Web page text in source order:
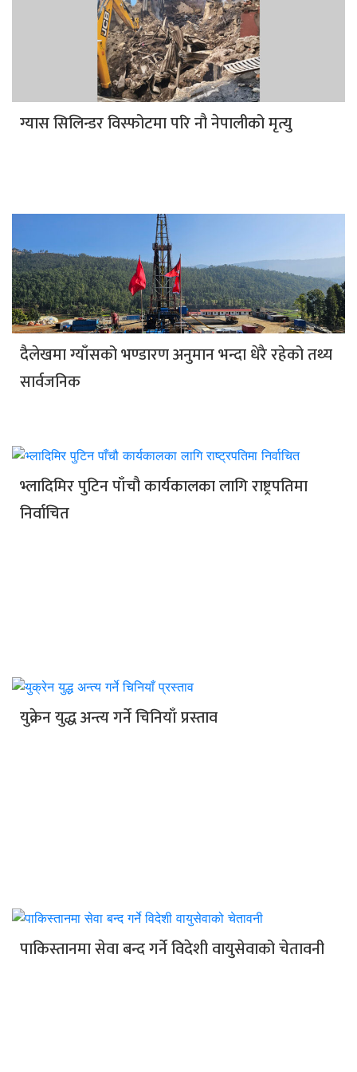
ग्यास सिलिन्डर विस्फोटमा परि नौ नेपालीको मृत्यु
दैलेखमा ग्याँसको भण्डारण अनुमान भन्दा धेरै रहेको तथ्य
सार्वजनिक
भ्लादिमिर पुटिन पाँचौ कार्यकालका लागि राष्ट्रपतिमा
निर्वाचित
युक्रेन युद्ध अन्त्य गर्ने चिनियाँ प्रस्ताव
पाकिस्तानमा सेवा बन्द गर्ने विदेशी वायुसेवाको चेतावनी